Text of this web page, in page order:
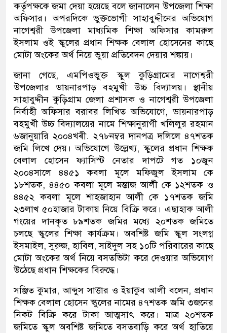
কর্তৃপক্ষকে জমা দেয়া হয়েছে বলে জানালেন উপজেলা শিক্ষা
অফিসার। অপরদিকে ভুক্তভোগী সাহাবুদ্দীনের অভিযোগ
নাগেশ্বরী উপজেলা মাধ্যমিক শিক্ষা অফিসার কামরুল
ইসলাম ওই স্কুলের প্রধান শিক্ষক বেলাল হোসেনের কাছে
মোটা অংকের অর্থ নিয়ে ভুয়া প্রতিবেদন দেয়ার শঙ্কায়।
জানা গেছে, এমপিওভুক্ত স্কুল কুড়িগ্রামের নাগেশ্বরী
উপজেলার ডায়নারপাড় বহমুখী উচ্চ বিদ্যালয়। স্থানীয়
সাহাবুদ্দীন কুড়িগ্রাম জেলা প্রশাসক ও নাগেশ্বরী উপজেলা
নির্বাহী অফিসার বরাবর লিখিত অভিযোগে, ডায়নারপাড়
বহমুখী উচ্চ বিদ্যালয়ের নামে শিক্ষানুরাগী খলিলুর রহমান
৬জানুয়ারি ২০০৪খ্ৰী. ২৭৮নম্বর দানপত্র দলিলে ৪৭শতক
জমি লিখে দেয়। অভিযোগে উল্লেখ্য, স্কুলের প্রধান শিক্ষক
বেলাল হোসেন ফ্যাসিস্ট নেতার দাপটে গত ১০জুন
২০০৪সালে ৪৪৫১ কবলা মূলে মফিজুল ইসলাম কে
১৮শতক, ৪৪৫০ কবলা মূলে মন্তাজ আলী কে ১২শতক ও
৪৪৫২ কবলা মূলে শাহজাহান আলী কে ১৭শতক জমি
২৩লাখ ৫০হাজার টাকায় নিয়ে বিক্রি করে। এছাহাক আলী
গংয়ের দানকৃত ৮৯শতক জমির মধ্যে ২০শতক জমিতে
চলছে স্কুলের শিক্ষা কার্যক্রম। অবশিষ্ট জমি স্কুল সংলগ্ন
ইসমাইল, সুরুজ, হাবিল, সাইদুল সহ ১০টি পরিবারের কাছে
মোটা অংকের অর্থ নিয়ে বসতভিটা করে দেওয়ার অভিযোগ
উঠেছে প্রধান শিক্ষকের বিরুদ্ধে।
সঞ্জিত কুমার, আব্দুস সাত্তার ও ইয়াকুব আলী বলেন, প্রধান
শিক্ষক বেলাল হোসেন স্কুলের নামের ৪৭শতক জমি ৩জনের
নিকট বিক্রি করে টাকা আত্মসাৎ করে। মাত্র ২০শতক
জমিতে স্কুল অবশিষ্ট জমিতে বসতবাড়ি করে অর্থ হাতিয়ে